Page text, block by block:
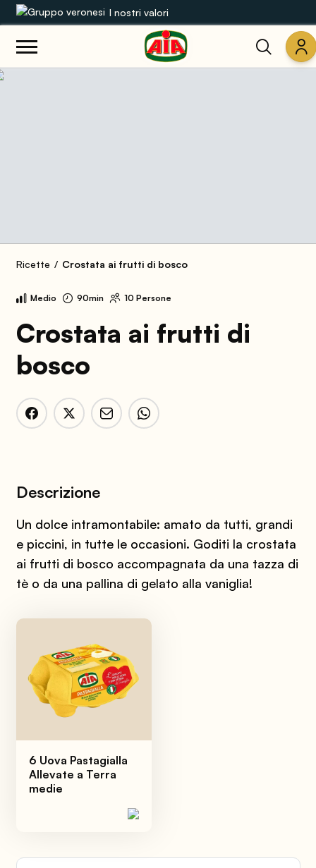
I nostri valori
Le nostre gamme
Mondo AIA
Ricette Crostata ai frutti di bosco
Medio 90min 10 Persone
Crostata ai frutti di
bosco
Descrizione
Un dolce intramontabile: amato da tutti, grandi
e piccini, in tutte le occasioni. Goditi la crostata
ai frutti di bosco accompagnata da una tazza di
tè o da una pallina di gelato alla vaniglia!
6 Uova Pastagialla
Allevate a Terra
medie